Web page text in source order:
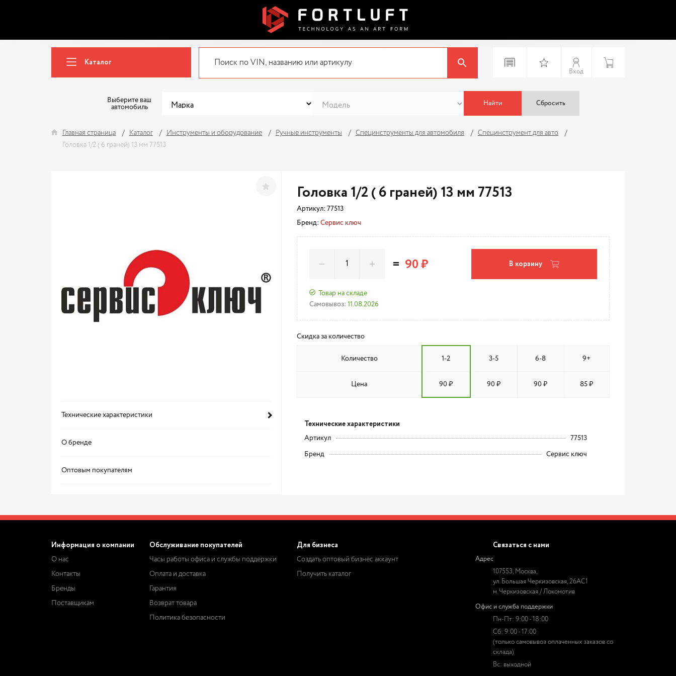
Каталог
Вход
Выберите ваш
автомобиль
Найти Сбросить
Главная страница Каталог Инструменты и оборудование Ручные инструменты Специнструменты для автомобиля
Специнструмент для авто
Головка 1/2 ( 6 граней) 13 мм 77513
Технические характеристики
О бренде
Оптовым покупателям
Головка 1/2 ( 6 граней) 13 мм 77513
Артикул: 77513
Бренд: Сервис ключ
Товар на складе
Самовывоз: 11.08.2026
= 90 ₽ В корзину
Скидка за количество
Количество 1-2 3-5 6-8 9+
Цена 90 ₽ 90 ₽ 90 ₽ 85 ₽
Технические характеристики
Артикул 77513
Бренд Сервис ключ
Информация о компании
О нас
Контакты
Бренды
Поставщикам
Обслуживание покупателей
Часы работы офиса и службы поддержки
Оплата и доставка
Гарантия
Возврат товара
Политика безопасности
Для бизнеса
Создать оптовый бизнес аккаунт
Получить каталог
Связаться с нами
Адрес
107553, Москва,
ул. Большая Черкизовская, 26АС1
м. Черкизовская / Локомотив
Офис и служба поддержки
Пн-Пт: 9:00 - 18:00
Сб: 9:00 - 17:00
(только самовывоз оплаченных заказов со
склада)
Вс: выходной